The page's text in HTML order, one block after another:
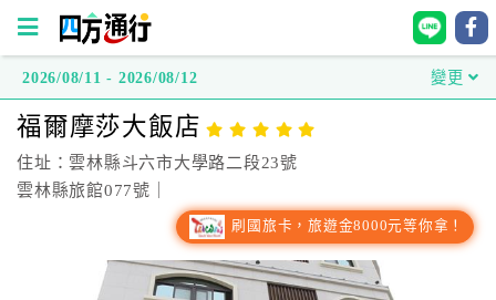
方
通
行
2026/08/11 - 2026/08/12 變更
福爾摩莎大飯店
住址：雲林縣斗六市大學路二段23號
雲林縣旅館077號｜
刷國旅卡，旅遊金8000元等你拿！